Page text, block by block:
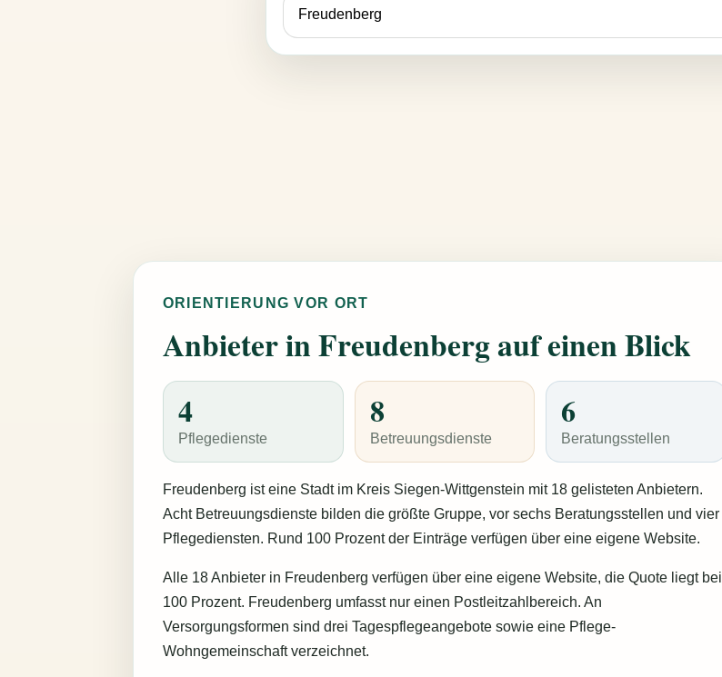
ORIENTIERUNG VOR ORT
Anbieter in Freudenberg auf einen Blick
4
Pflegedienste
8
Betreuungsdienste
6
Beratungsstellen
Freudenberg ist eine Stadt im Kreis Siegen-Wittgenstein mit 18 gelisteten Anbietern.
Acht Betreuungsdienste bilden die größte Gruppe, vor sechs Beratungsstellen und vier
Pflegediensten. Rund 100 Prozent der Einträge verfügen über eine eigene Website.
Alle 18 Anbieter in Freudenberg verfügen über eine eigene Website, die Quote liegt bei
100 Prozent. Freudenberg umfasst nur einen Postleitzahlbereich. An
Versorgungsformen sind drei Tagespflegeangebote sowie eine Pflege-
Wohngemeinschaft verzeichnet.